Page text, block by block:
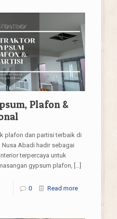
Plafon &
plafon dan partisi terbaik di
Nusa Abadi hadir sebagai
terpercaya untuk
gypsum plafon, […]
0 Read more